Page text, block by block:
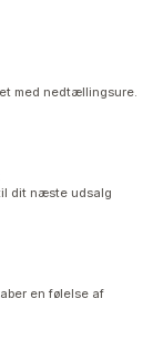
med nedtællingsure.
dit næste udsalg
en følelse af